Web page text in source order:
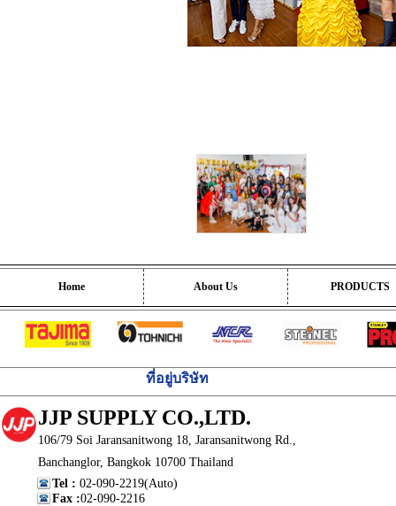
Home About Us PRODUCTS
ที่อยู่บริษัท
JJP SUPPLY CO.,LTD.
106/79 Soi Jaransanitwong 18, Jaransanitwong Rd.,
Banchanglor, Bangkok 10700 Thailand
Tel : 02-090-2219(Auto)
Fax :02-090-2216